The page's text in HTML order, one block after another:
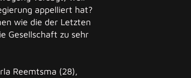
appelliert hat?
wie die der Letzten
Gesellschaft zu sehr
Reemtsma (28),